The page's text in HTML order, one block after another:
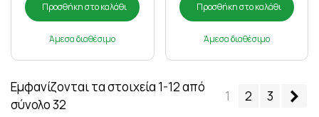
Προσθήκη στο καλάθι
Άμεσα διαθέσιμο
Προσθήκη στο καλάθι
Άμεσα διαθέσιμο
Εμφανίζονται τα στοιχεία 1-12 από
σύνολο 32
1 2 3